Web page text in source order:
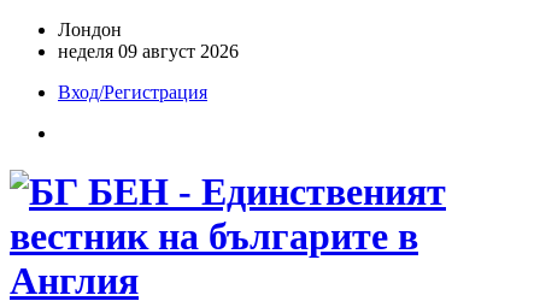
Лондон
неделя 09 август 2026
Вход/Регистрация